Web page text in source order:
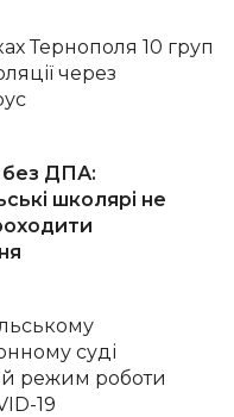
Тернополя 10 груп
через
без ДПА:
школярі не
суді
режим роботи
19